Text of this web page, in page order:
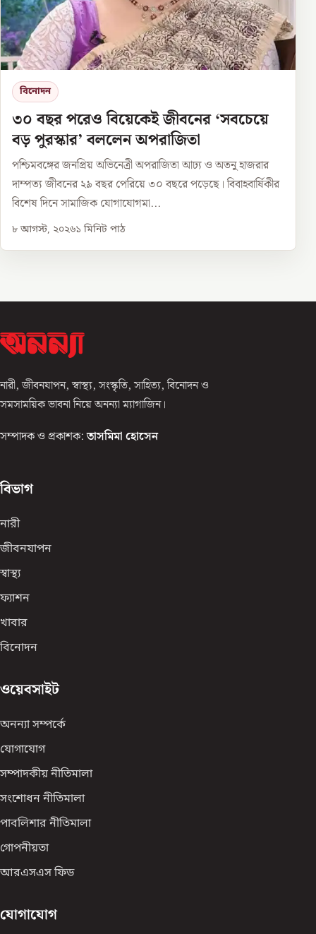
বিনোদন
৩০ বছর পরেও বিয়েকেই জীবনের ‘সবচেয়ে
বড় পুরস্কার’ বললেন অপরাজিতা
পশ্চিমবঙ্গের জনপ্রিয় অভিনেত্রী অপরাজিতা আঢ্য ও অতনু হাজরার
দাম্পত্য জীবনের ২৯ বছর পেরিয়ে ৩০ বছরে পড়েছে। বিবাহবার্ষিকীর
বিশেষ দিনে সামাজিক যোগাযোগমা...
৮ আগস্ট, ২০২৬১ মিনিট পাঠ
নারী, জীবনযাপন, স্বাস্থ্য, সংস্কৃতি, সাহিত্য, বিনোদন ও
সমসাময়িক ভাবনা নিয়ে অনন্যা ম্যাগাজিন।
সম্পাদক ও প্রকাশক: তাসমিমা হোসেন
বিভাগ
নারী
জীবনযাপন
স্বাস্থ্য
ফ্যাশন
খাবার
বিনোদন
ওয়েবসাইট
অনন্যা সম্পর্কে
যোগাযোগ
সম্পাদকীয় নীতিমালা
সংশোধন নীতিমালা
পাবলিশার নীতিমালা
গোপনীয়তা
আরএসএস ফিড
যোগাযোগ